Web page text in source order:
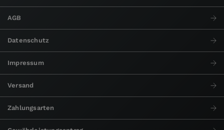
AGB
Datenschutz
Impressum
Versand
Zahlungsarten